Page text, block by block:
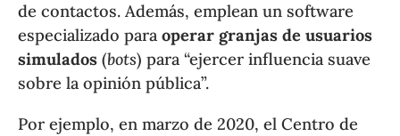
de contactos. Además, emplean un software
especializado paraoperar granjas de usuarios
simulados (bots) para “ejercer influencia suave
sobre la opinión pública”.
Por ejemplo, en marzo de 2020, el Centro de